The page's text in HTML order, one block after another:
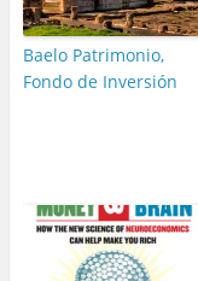
Baelo Patrimonio,
Fondo de Inversión